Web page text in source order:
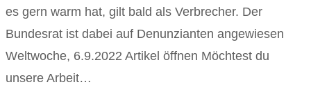
es gern warm hat, gilt bald als Verbrecher. Der
Bundesrat ist dabei auf Denunzianten angewiesen
Weltwoche, 6.9.2022 Artikel öffnen Möchtest du
unsere Arbeit…